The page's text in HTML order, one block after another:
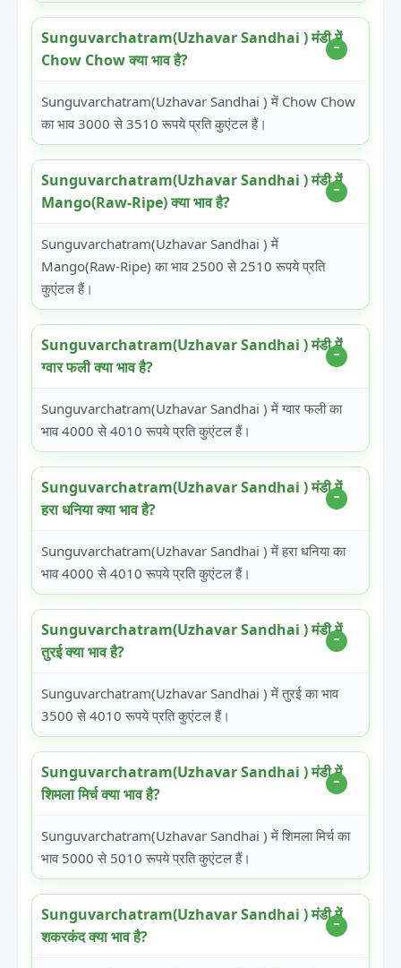
Sunguvarchatram(Uzhavar Sandhai ) मंडी में
Chow Chow क्या भाव है?
Sunguvarchatram(Uzhavar Sandhai ) में Chow Chow
का भाव 3000 से 3510 रूपये प्रति कुएंटल हैं।
Sunguvarchatram(Uzhavar Sandhai ) मंडी में
Mango(Raw-Ripe) क्या भाव है?
Sunguvarchatram(Uzhavar Sandhai ) में
Mango(Raw-Ripe) का भाव 2500 से 2510 रूपये प्रति
कुएंटल हैं।
Sunguvarchatram(Uzhavar Sandhai ) मंडी में
ग्वार फली क्या भाव है?
Sunguvarchatram(Uzhavar Sandhai ) में ग्वार फली का
भाव 4000 से 4010 रूपये प्रति कुएंटल हैं।
Sunguvarchatram(Uzhavar Sandhai ) मंडी में
हरा धनिया क्या भाव है?
Sunguvarchatram(Uzhavar Sandhai ) में हरा धनिया का
भाव 4000 से 4010 रूपये प्रति कुएंटल हैं।
Sunguvarchatram(Uzhavar Sandhai ) मंडी में
तुरई क्या भाव है?
Sunguvarchatram(Uzhavar Sandhai ) में तुरई का भाव
3500 से 4010 रूपये प्रति कुएंटल हैं।
Sunguvarchatram(Uzhavar Sandhai ) मंडी में
शिमला मिर्च क्या भाव है?
Sunguvarchatram(Uzhavar Sandhai ) में शिमला मिर्च का
भाव 5000 से 5010 रूपये प्रति कुएंटल हैं।
Sunguvarchatram(Uzhavar Sandhai ) मंडी में
शकरकंद क्या भाव है?